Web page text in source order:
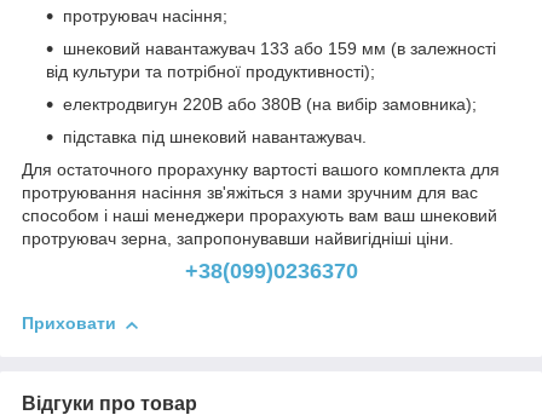
протруювач насіння;
шнековий навантажувач 133 або 159 мм (в залежності
від культури та потрібної продуктивності);
електродвигун 220В або 380В (на вибір замовника);
підставка під шнековий навантажувач.
Для остаточного прорахунку вартості вашого комплекта для
протруювання насіння зв'яжіться з нами зручним для вас
способом і наші менеджери прорахують вам ваш шнековий
протруювач зерна, запропонувавши найвигідніші ціни.
+38(099)0236370
Приховати
Відгуки про товар